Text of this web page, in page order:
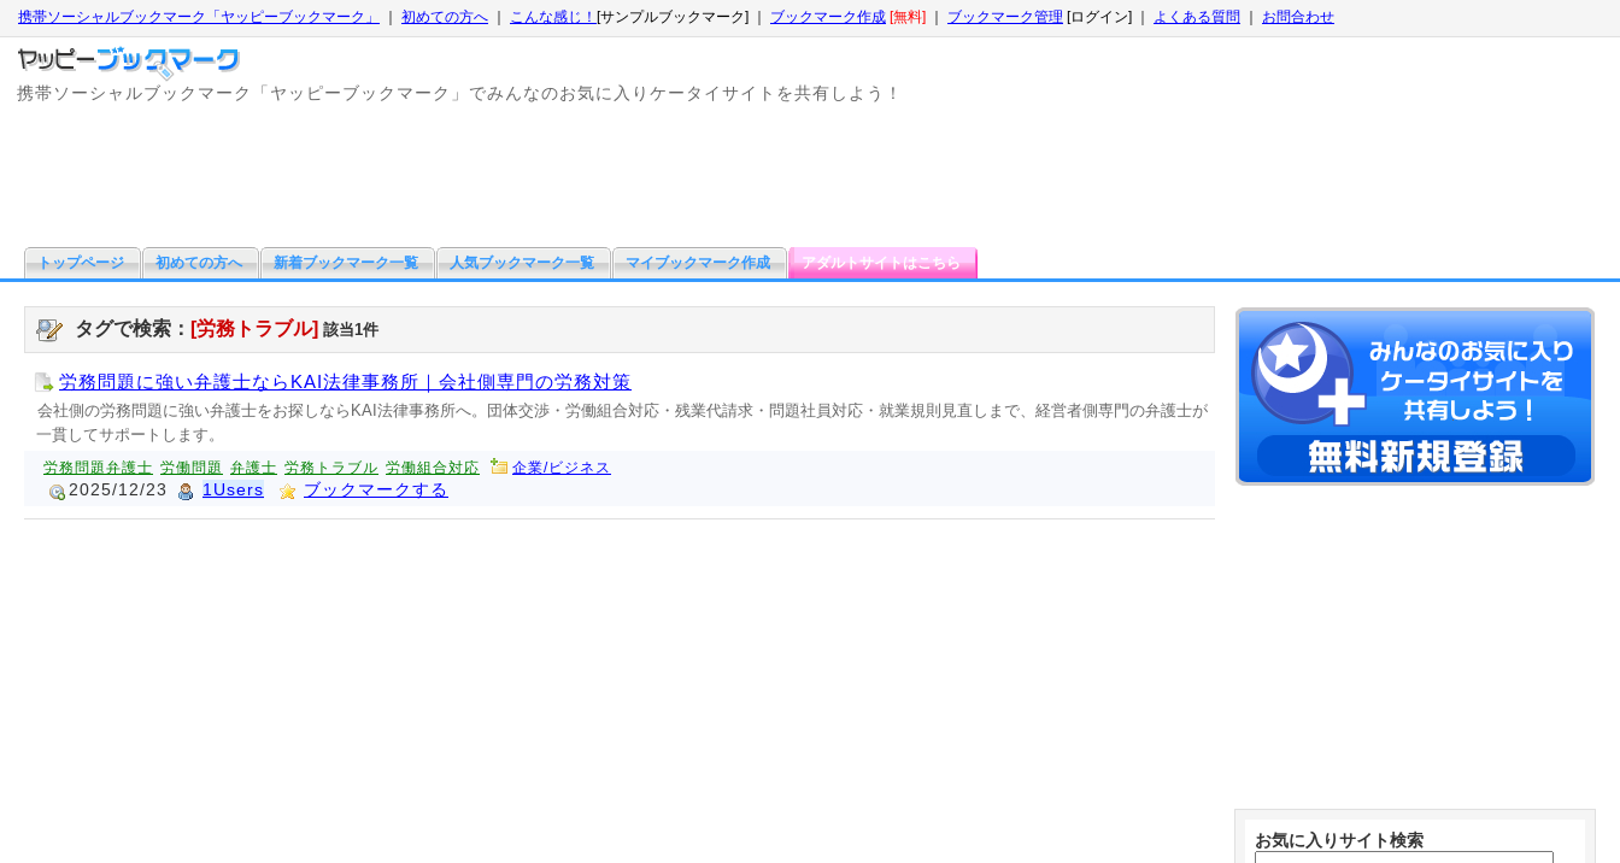
携帯ソーシャルブックマーク「ヤッピーブックマーク」 初めての方へ こんな感じ！ [サンプルブックマーク] ｜ ブックマーク作成 [無料] ブックマーク管理 [ログイン] ｜ よくある質問 お問合わせ
携帯ソーシャルブックマーク「ヤッピーブックマーク」でみんなのお気に入りケータイサイトを共有しよう！
トップページ 初めての方へ 新着ブックマーク一覧 人気ブックマーク一覧 マイブックマーク作成 アダルトサイトはこちら
タグで検索： [労務トラブル] 該当1件
労務問題に強い弁護士ならKAI法律事務所｜会社側専門の労務対策
会社側の労務問題に強い弁護士をお探しならKAI法律事務所へ。団体交渉・労働組合対応・残業代請求・問題社員対応・就業規則見直しまで、経営者側専門の弁護士が
一貫してサポートします。
労務問題弁護士 労働問題 弁護士 労務トラブル 労働組合対応 企業/ビジネス
2025/12/23 1Users ブックマークする
お気に入りサイト検索